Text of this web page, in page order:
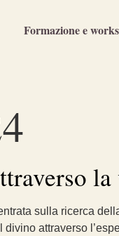
Formazione e
la
sulla ricerca
attraverso